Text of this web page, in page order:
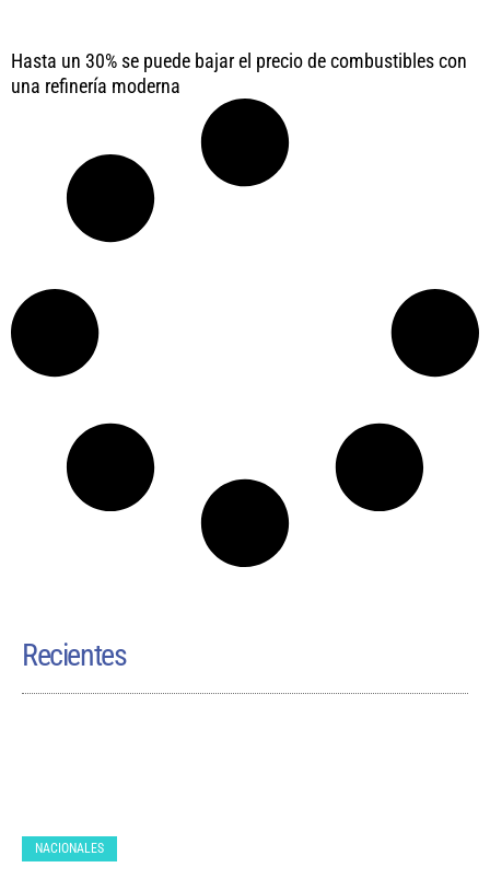
Hasta un 30% se puede bajar el precio de combustibles con
una refinería moderna
Recientes
NACIONALES